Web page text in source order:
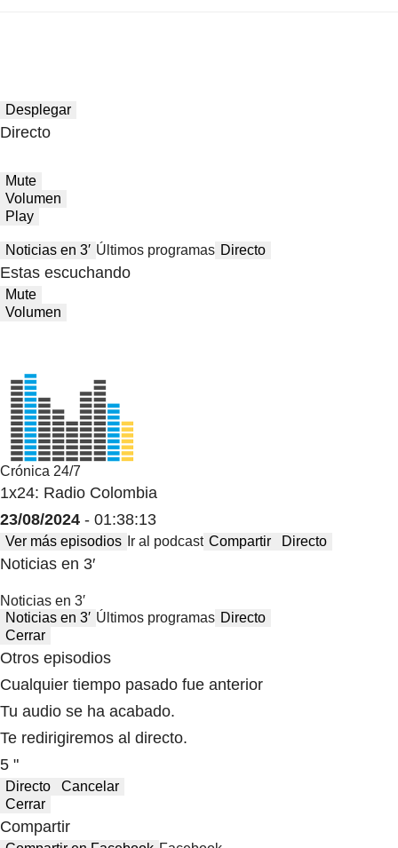
Desplegar
Directo
Mute
Volumen
Play
Noticias en 3′ Últimos programas Directo
Estas escuchando
Mute
Volumen
Crónica 24/7
1x24: Radio Colombia
23/08/2024 - 01:38:13
Ver más episodios Ir al podcast Compartir Directo
Noticias en 3′
Noticias en 3′
Noticias en 3′ Últimos programas Directo
Cerrar
Otros episodios
Cualquier tiempo pasado fue anterior
Tu audio se ha acabado.
Te redirigiremos al directo.
5 "
Directo
Cancelar
Cerrar
Compartir